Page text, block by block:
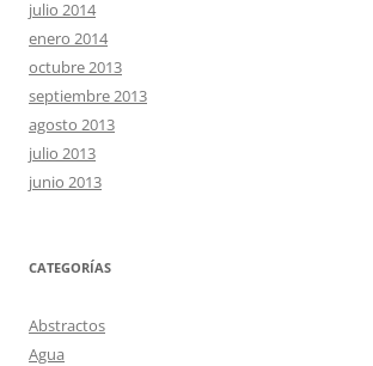
julio 2014
enero 2014
octubre 2013
septiembre 2013
agosto 2013
julio 2013
junio 2013
CATEGORÍAS
Abstractos
Agua